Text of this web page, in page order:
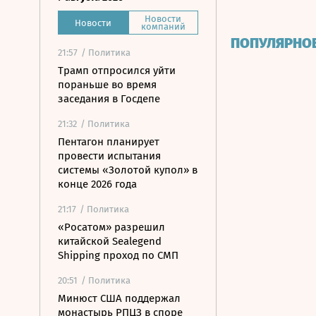
Новости Новости
компаний
21:57 / Политика
Трамп отпросился уйти
пораньше во время
заседания в Госдепе
21:32 / Политика
Пентагон планирует
провести испытания
системы «Золотой купол» в
конце 2026 года
21:17 / Политика
«Росатом» разрешил
китайской Sealegend
Shipping проход по СМП
20:51 / Политика
Минюст США поддержал
монастырь РПЦЗ в споре